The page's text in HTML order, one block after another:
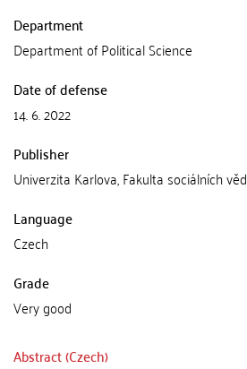
Department
Department of Political Science
Date of defense
14. 6. 2022
Publisher
Univerzita Karlova, Fakulta sociálních věd
Language
Czech
Grade
Very good
Abstract (Czech)